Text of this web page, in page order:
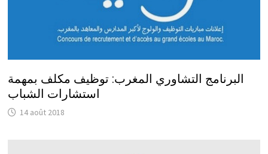
البرنامج التشاوري المغرب: توظيف مكلف بمهمة
استشارات الشباب
14 août 2018